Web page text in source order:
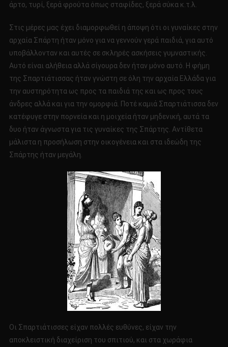
άρτο, τυρί, ξερά φρούτα όπως σταφίδες, ξερά σύκα κ.τ.λ.
Στις μέρες μας έχει διαμορφωθεί η άποψη ότι οι γυναίκες στην
αρχαία Σπάρτη ήταν μόνο για να γεννούν γερά παιδιά, για αυτό
υποβάλλονταν και αυτές σε σκληρές ασκήσεις γυμναστικής.
Αυτό είναι αλήθεια αλλά σίγουρα δεν ήταν μόνο αυτό. Η φήμη
της Σπαρτιάτισσας ήταν γνώστη σε όλη την αρχαία Ελλάδα για
την αυστηρότητα ως προς τα παιδιά της και ως προς τους
άνδρες αλλά και για την ομορφιά. Ποτέ καμιά Σπαρτιάτισσα δεν
κατέφυγε στην πορνεία και η μοιχεία ήταν μηδενική, αυτά τα
δυο ήταν άγνωστα για τις γυναίκες της Σπάρτης. Αντίθετα
μάλιστα η προσήλωση στην οικογένεια και στα ιδεώδη της
Σπάρτης ήταν μεγάλη.
Οι Σπαρτιάτισσες είχαν πολλές ευθύνες, είχαν την
αποκλειστική διαχείριση του σπιτιού, και στα χωράφια